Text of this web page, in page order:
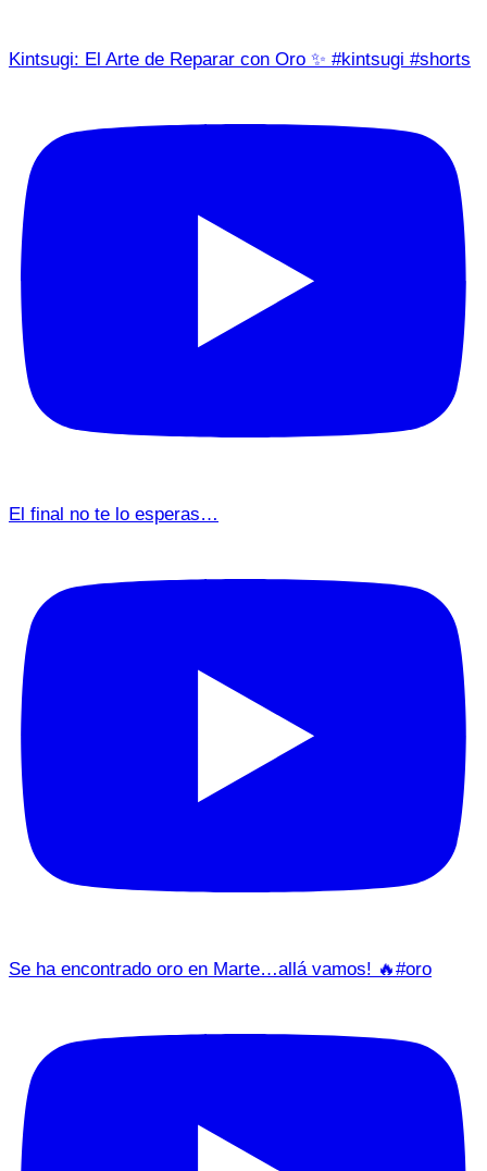
Kintsugi: El Arte de Reparar con Oro ✨ #kintsugi #shorts
El final no te lo esperas…
Se ha encontrado oro en Marte…allá vamos! 🔥#oro